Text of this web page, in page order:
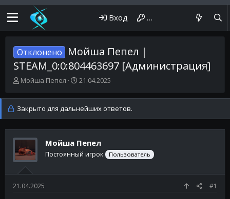
Вход Регистрация
Отклонено
Мойша Пепел |
STEAM_0:0:804463697 [Администрация]
А
т
о
р
ы
Мойша Пепел
Д
т
а
н
а
л
21.04.2025
Закрыто для дальнейших ответов.
Мойша Пепел
Постоянный игрок Пользователь
21.04.2025 #1